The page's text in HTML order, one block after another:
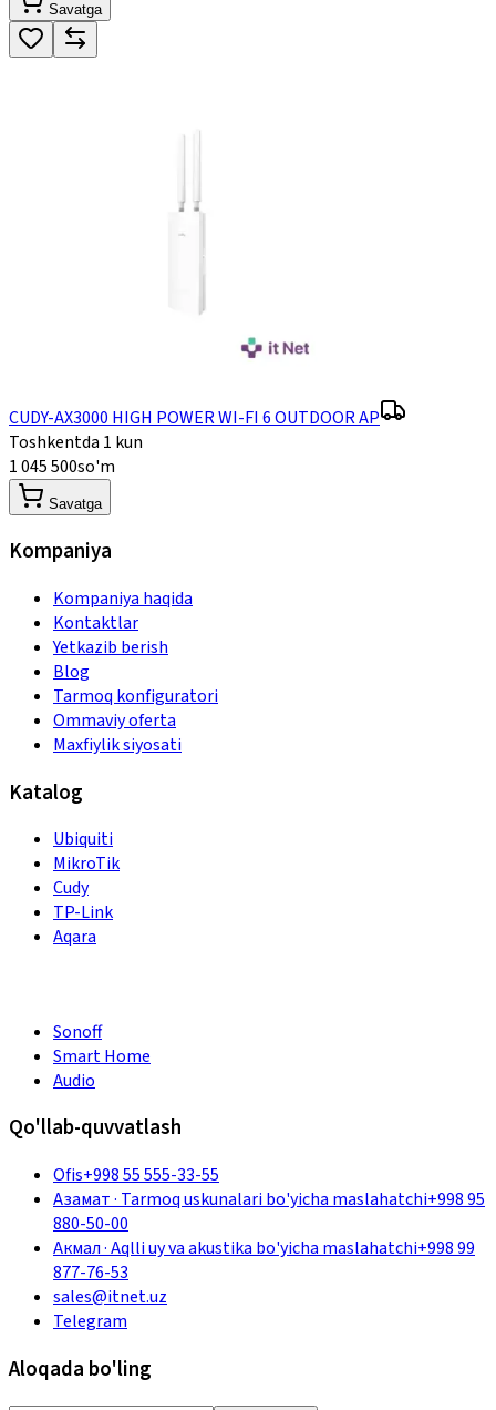
Savatga
CUDY-AX3000 HIGH POWER WI-FI 6 OUTDOOR AP
Toshkentda 1 kun
1 045 500so'm
Savatga
Kompaniya
Kompaniya haqida
Kontaktlar
Yetkazib berish
Blog
Tarmoq konfiguratori
Ommaviy oferta
Maxfiylik siyosati
Katalog
Ubiquiti
MikroTik
Cudy
TP-Link
Aqara
Sonoff
Smart Home
Audio
Qo'llab-quvvatlash
Ofis+998 55 555-33-55
Азамат· Tarmoq uskunalari bo'yicha maslahatchi+998 95
880-50-00
Акмал·Aqlli uy va akustika bo'yicha maslahatchi+998 99
877-76-53
sales@itnet.uz
Telegram
Aloqada bo'ling